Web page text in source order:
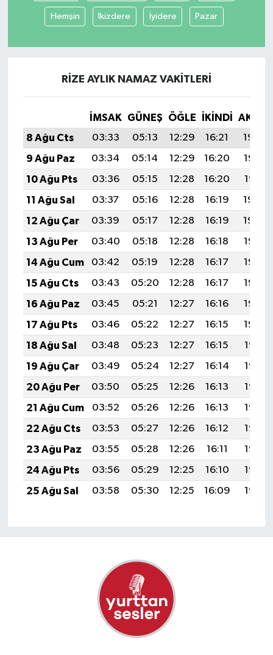
Hemşin İkizdere İyidere Pazar
RIZE AYLIK NAMAZ VAKITLERI
İMSAK GÜNEŞ ÖĞLE İKINDI
8 Ağu Cts
03:33 05:13 12:29 16:21
19:34
9 Ağu Paz
03:34 05:14 12:29 16:20
19:33
10 Ağu Pts
03:36 05:15 12:28 16:20
19:31
11 Ağu Sal
03:37 05:16 12:28 16:19
19:30
12 Ağu Çar
03:39 05:17 12:28 16:19
19:29
13 Ağu Per
03:40 05:18 12:28 16:18
19:28
14 Ağu Cum
03:42 05:19 12:28 16:17
19:26
15 Ağu Cts
03:43 05:20 12:28 16:17
19:25
16 Ağu Paz
03:45 05:21 12:27 16:16
19:23
17 Ağu Pts
03:46 05:22 12:27 16:15
19:22
18 Ağu Sal
03:48 05:23 12:27 16:15
19:21
19 Ağu Çar
03:49 05:24 12:27 16:14
19:19
20 Ağu Per
03:50 05:25 12:26 16:13
19:18
21 Ağu Cum
03:52 05:26 12:26 16:13
19:16
22 Ağu Cts
03:53 05:27 12:26 16:12
19:15
23 Ağu Paz
03:55 05:28 12:26 16:11
19:13
24 Ağu Pts
03:56 05:29 12:25 16:10
19:12
25 Ağu Sal
03:58 05:30 12:25 16:09 19:10